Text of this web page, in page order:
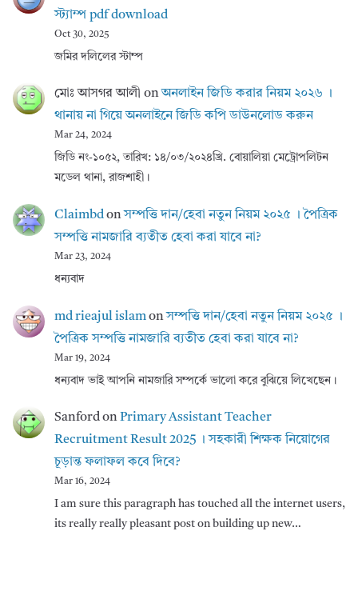
স্ট্যাম্প pdf download
Oct 30, 2025
জমির দলিলের স্টাম্প
মোঃ আসগর আলী onঅনলাইন জিডি করার নিয়ম ২০২৬ ।
থানায় না গিয়ে অনলাইনে জিডি কপি ডাউনলোড করুন
Mar 24, 2024
জিডি নং-১০৫২, তারিখ: ১৪/০৩/২০২৪খ্রি. বোয়ালিয়া মেট্রোপলিটন
মডেল থানা, রাজশাহী।
Claimbdonসম্পত্তি দান/হেবা নতুন নিয়ম ২০২৫ । পৈত্রিক
সম্পত্তি নামজারি ব্যতীত হেবা করা যাবে না?
Mar 23, 2024
ধন্যবাদ
md rieajul islamonসম্পত্তি দান/হেবা নতুন নিয়ম ২০২৫ ।
পৈত্রিক সম্পত্তি নামজারি ব্যতীত হেবা করা যাবে না?
Mar 19, 2024
ধন্যবাদ ভাই আপনি নামজারি সম্পর্কে ভালো করে বুঝিয়ে লিখেছেন।
SanfordonPrimary Assistant Teacher
Recruitment Result 2025 । সহকারী শিক্ষক নিয়োগের
চূড়ান্ত ফলাফল কবে দিবে?
Mar 16, 2024
I am sure this paragraph has touched all the internet users,
its really really pleasant post on building up new…